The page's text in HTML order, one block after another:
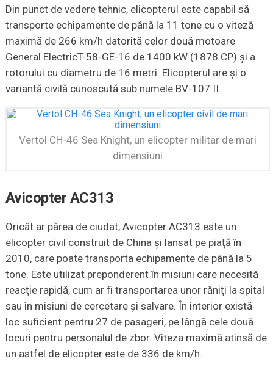
Din punct de vedere tehnic, elicopterul este capabil să
transporte echipamente de până la 11 tone cu o viteză
maximă de 266 km/h datorită celor două motoare
General ElectricT-58-GE-16 de 1400 kW (1878 CP) şi a
rotorului cu diametru de 16 metri. Elicopterul are şi o
variantă civilă cunoscută sub numele BV-107 II.
Vertol CH-46 Sea Knight, un elicopter militar de mari
dimensiuni
Avicopter AC313
Oricât ar părea de ciudat, Avicopter AC313 este un
elicopter civil construit de China şi lansat pe piaţă în
2010, care poate transporta echipamente de până la 5
tone. Este utilizat preponderent în misiuni care necesită
reacţie rapidă, cum ar fi transportarea unor răniţi la spital
sau în misiuni de cercetare şi salvare. În interior există
loc suficient pentru 27 de pasageri, pe lângă cele două
locuri pentru personalul de zbor. Viteza maximă atinsă de
un astfel de elicopter este de 336 de km/h.